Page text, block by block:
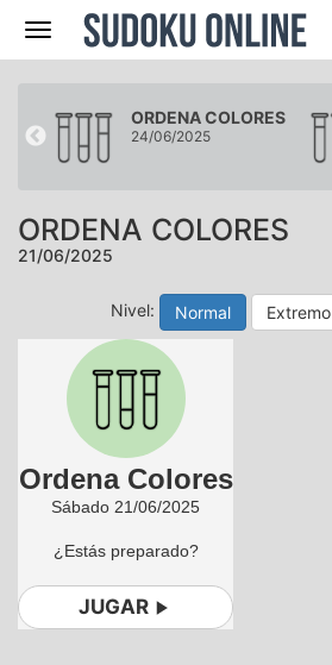
Navegación
ORDENA COLORES
24/06/2025
ORDENA COLORES
21/06/2025
Nivel: Normal Extremo
Ordena Colores
Sábado 21/06/2025
¿Estás preparado?
JUGAR